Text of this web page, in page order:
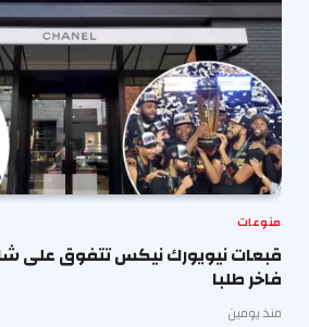
منوعات
قبعات نيويورك نيكس تتفوق على
فاخر طلبا
منذ يومين